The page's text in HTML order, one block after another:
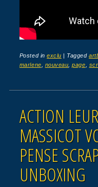
Posted inexclu | Tagged
marlene
nouveau ,page
ACTION
MASSICOT
PENSE
UNBOXING